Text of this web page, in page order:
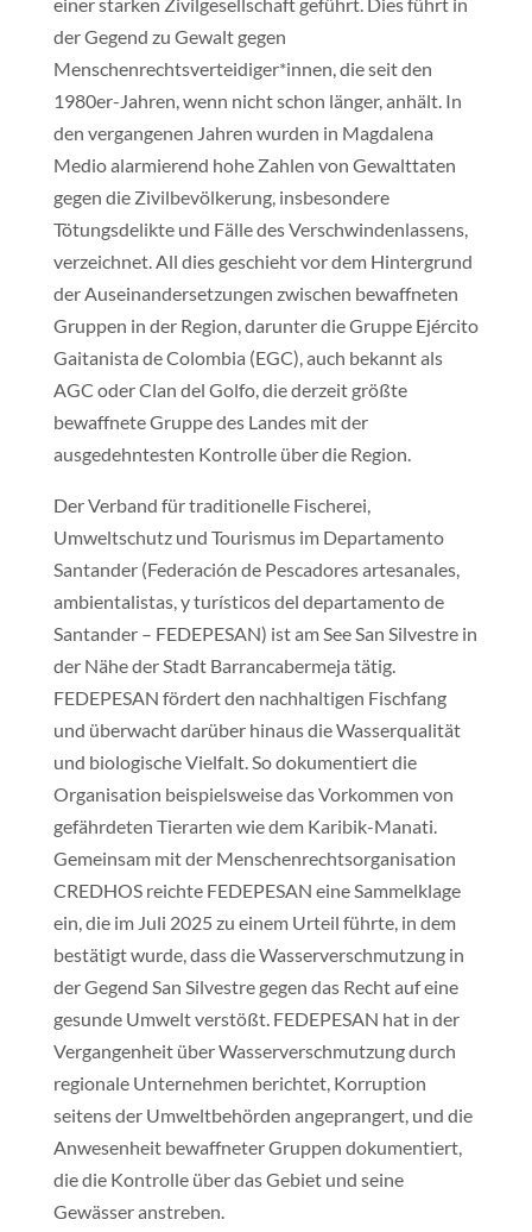
der Gegend zu Gewalt gegen
Menschenrechtsverteidiger*innen, die seit den
1980er-Jahren, wenn nicht schon länger, anhält. In
den vergangenen Jahren wurden in Magdalena
Medio alarmierend hohe Zahlen von Gewalttaten
gegen die Zivilbevölkerung, insbesondere
Tötungsdelikte und Fälle des Verschwindenlassens,
verzeichnet. All dies geschieht vor dem Hintergrund
der Auseinandersetzungen zwischen bewaffneten
Gruppen in der Region, darunter die Gruppe Ejército
Gaitanista de Colombia (EGC), auch bekannt als
AGC oder Clan del Golfo, die derzeit größte
bewaffnete Gruppe des Landes mit der
ausgedehntesten Kontrolle über die Region.
Der Verband für traditionelle Fischerei,
Umweltschutz und Tourismus im Departamento
Santander (Federación de Pescadores artesanales,
ambientalistas, y turísticos del departamento de
Santander – FEDEPESAN) ist am See San Silvestre in
der Nähe der Stadt Barrancabermeja tätig.
FEDEPESAN fördert den nachhaltigen Fischfang
und überwacht darüber hinaus die Wasserqualität
und biologische Vielfalt. So dokumentiert die
Organisation beispielsweise das Vorkommen von
gefährdeten Tierarten wie dem Karibik-Manati.
Gemeinsam mit der Menschenrechtsorganisation
CREDHOS reichte FEDEPESAN eine Sammelklage
ein, die im Juli 2025 zu einem Urteil führte, in dem
bestätigt wurde, dass die Wasserverschmutzung in
der Gegend San Silvestre gegen das Recht auf eine
gesunde Umwelt verstößt. FEDEPESAN hat in der
Vergangenheit über Wasserverschmutzung durch
regionale Unternehmen berichtet, Korruption
seitens der Umweltbehörden angeprangert, und die
Anwesenheit bewaffneter Gruppen dokumentiert,
die die Kontrolle über das Gebiet und seine
Gewässer anstreben.